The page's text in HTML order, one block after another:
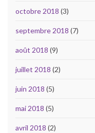
octobre 2018 (3)
septembre 2018 (7)
août 2018 (9)
juillet 2018 (2)
juin 2018 (5)
mai 2018 (5)
avril 2018 (2)